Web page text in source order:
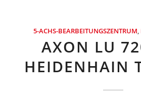
5-ACHS-BEARBEITUNGSZENTRUM,
AXON LU
HEIDENHAIN